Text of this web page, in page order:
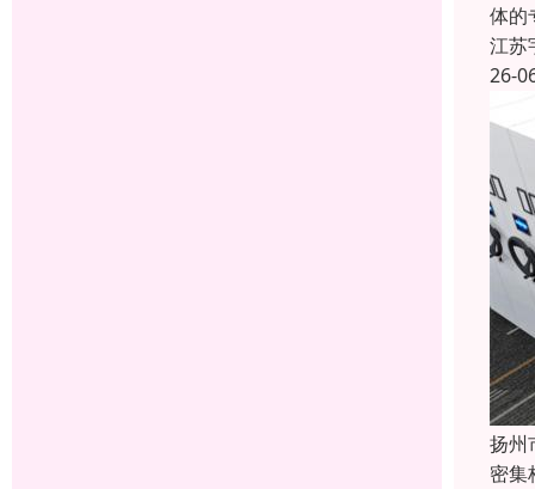
体的
江苏
26-
扬州
密集